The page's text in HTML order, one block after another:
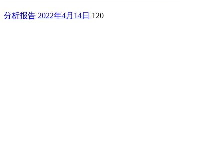
分析报告 2022年4月14日 120